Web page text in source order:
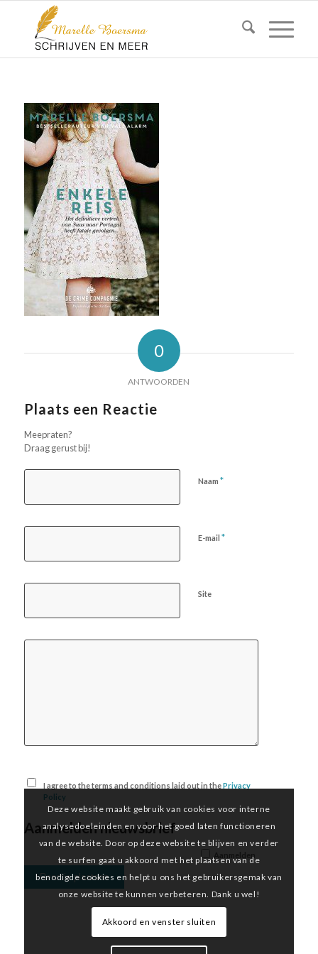
0
ANTWOORDEN
Plaats een Reactie
Meepraten?
Draag gerust bij!
Naam *
E-mail *
Site
I agree to the terms and conditions laid out in thePrivacy
Policy
Aanmelden nieuwsbrief
Deze website maakt gebruik van cookies voor interne
analysedoeleinden en voor het goed laten functioneren
van de website. Door op deze website te blijven en verder
te surfen gaat u akkoord met het plaatsen van de
benodigde cookies en helpt u ons het gebruikersgemak van
onze website te kunnen verbeteren. Dank u wel!
Akkoord en venster sluiten